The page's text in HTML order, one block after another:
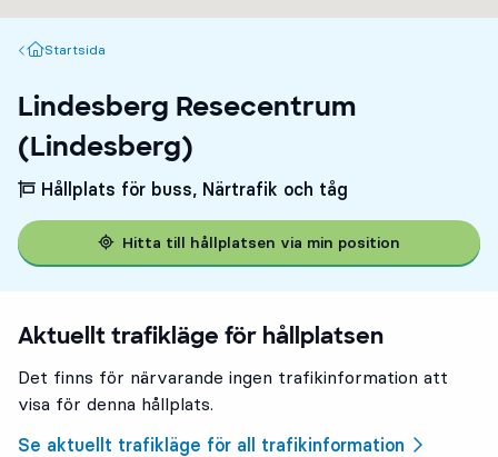
Startsida
Startsida
Lindesberg Resecentrum
(Lindesberg)
Hållplats för buss, Närtrafik och tåg
Hitta till hållplatsen via min position
Aktuellt trafikläge för hållplatsen
Det finns för närvarande ingen trafikinformation att
visa för denna hållplats.
Se aktuellt trafikläge för all trafikinformation